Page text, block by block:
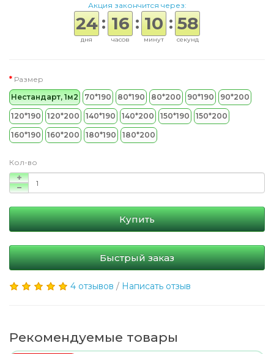
Акция закончится через:
24
дня
: 16
часов
: 10
минут
: 57
секунд
Размер
Нестандарт, 1м2
70*190 80*190 80*200 90*190 90*200
120*190 120*200 140*190 140*200 150*190 150*200
160*190 160*200 180*190 180*200
Кол-во
Купить
Быстрый заказ
4 отзывов / Написать отзыв
Рекомендуемые товары